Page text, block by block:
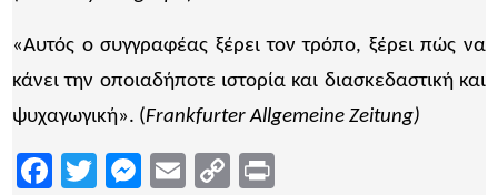
«Αυτός ο συγγραφέας ξέρει τον τρόπο, ξέρει πώς να
κάνει την οποιαδήποτε ιστορία και διασκεδαστική και
ψυχαγωγική». (Frankfurter Allgemeine Zeitung)
Facebook
TwitterMessenger
EmailCopy